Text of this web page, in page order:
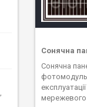
Сонячна
Сонячна
фотомодуль
мережевого